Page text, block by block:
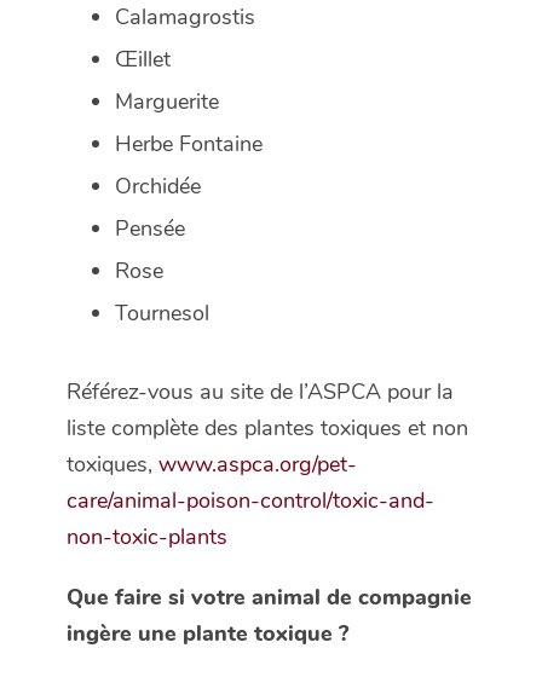
Calamagrostis
Œillet
Marguerite
Herbe Fontaine
Orchidée
Pensée
Rose
Tournesol
Référez-vous au site de l’ASPCA pour la
liste complète des plantes toxiques et non
toxiques, www.aspca.org/pet-
care/animal-poison-control/toxic-and-
non-toxic-plants
Que faire si votre animal de compagnie
ingère une plante toxique ?